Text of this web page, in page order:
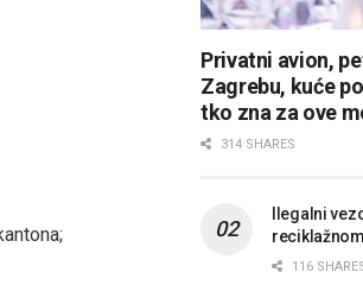
Privatni avion,
Zagrebu, kuće
tko zna za ove
314 SHARES
Ilegalni
116